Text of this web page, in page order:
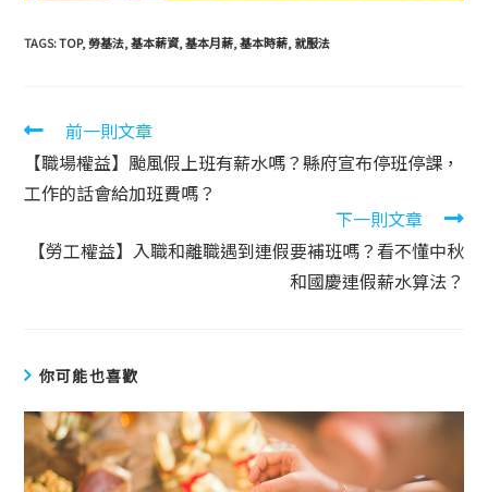
TAGS:TOP, 勞基法, 基本薪資, 基本月薪, 基本時薪, 就服法
前一則文章
【職場權益】颱風假上班有薪水嗎？縣府宣布停班停課，
工作的話會給加班費嗎？
下一則文章
【勞工權益】入職和離職遇到連假要補班嗎？看不懂中秋
和國慶連假薪水算法？
你可能也喜歡